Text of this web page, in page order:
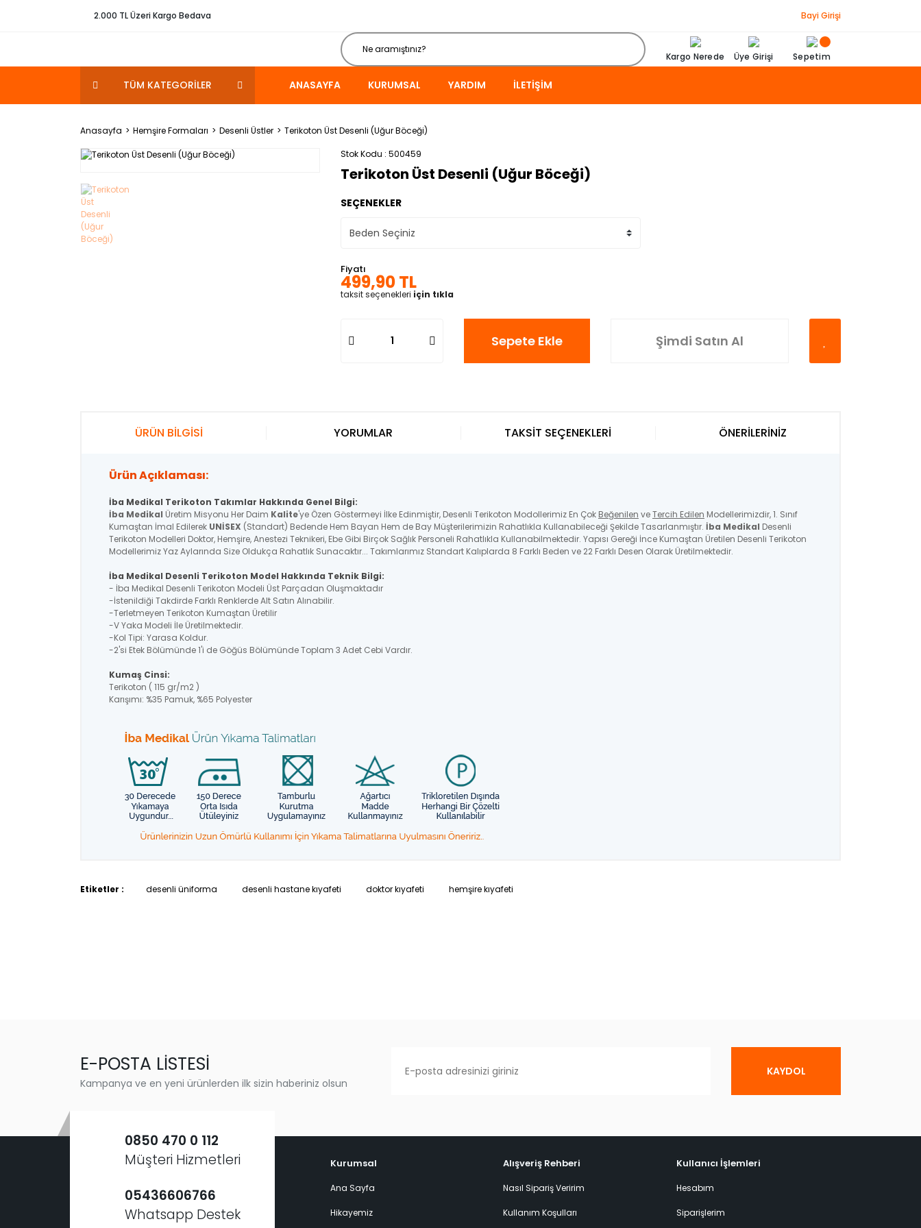
2.000 TL Üzeri Kargo Bedava Bayi Girişi
Kargo Nerede Üye Girişi Sepetim
TÜM KATEGORİLER ANASAYFA KURUMSAL YARDIM İLETIŞIM
Anasayfa Hemşire Formaları Desenli Üstler
Terikoton Üst Desenli (Uğur Böceği)
Stok Kodu 500459
Terikoton Üst Desenli (Uğur Böceği)
SEÇENEKLER
Fiyatı
499,90 TL
taksit seçenekleri için tıkla
Sepete Ekle Şimdi Satın Al
ÜRÜN BİLGİSİ
Ürün Açıklaması:
İba Medikal Terikoton Takımlar Hakkında Genel Bilgi:
İba Medikal Üretim Misyonu Her Daim Kalite'ye Özen Göstermeyi İlke Edinmiştir, Desenli Terikoton Modollerimiz En Çok Beğenilen veTercih Edilen Modellerimizdir, 1. Sınıf
Kumaştan İmal Edilerek UNİSEX (Standart) Bedende Hem Bayan Hem de Bay Müşterilerimizin Rahatlıkla Kullanabileceği Şekilde Tasarlanmıştır. İba Medikal Desenli
Terikoton Modelleri Doktor, Hemşire, Anestezi Teknikeri, Ebe Gibi Birçok Sağlık Personeli Rahatlıkla Kullanabilmektedir. Yapısı Gereği İnce Kumaştan Üretilen Desenli Terikoton
Modellerimiz Yaz Aylarında Size Oldukça Rahatlık Sunacaktır... Takımlarımız Standart Kalıplarda 8 Farklı Beden ve 22 Farklı Desen Olarak Üretilmektedir.
İba Medikal Desenli Terikoton Model Hakkında Teknik Bilgi:
- İba Medikal Desenli Terikoton Modeli Üst Parçadan Oluşmaktadır
-İstenildiği Takdirde Farklı Renklerde Alt Satın Alınabilir.
-Terletmeyen Terikoton Kumaştan Üretilir
-V Yaka Modeli İle Üretilmektedir.
-Kol Tipi: Yarasa Koldur.
-2'si Etek Bölümünde 1'i de Göğüs Bölümünde Toplam 3 Adet Cebi Vardır.
Kumaş Cinsi:
Terikoton ( 115 gr/m2 )
Karışımı: %35 Pamuk, %65 Polyester
YORUMLAR TAKSİT SEÇENEKLERİ ÖNERİLERİNİZ
Etiketler : desenli üniforma desenli hastane kıyafeti doktor kıyafeti hemşire kıyafeti
E-POSTA LİSTESİ
Kampanya ve en yeni ürünlerden ilk sizin haberiniz olsun
KAYDOL
0850 470 0 112
Müşteri Hizmetleri
05436606766
Whatsapp Destek
Kurumsal
Ana Sayfa
Hikayemiz
Alışveriş Rehberi
Nasıl Sipariş Veririm
Kullanım Koşulları
Kullanıcı İşlemleri
Hesabım
Siparişlerim